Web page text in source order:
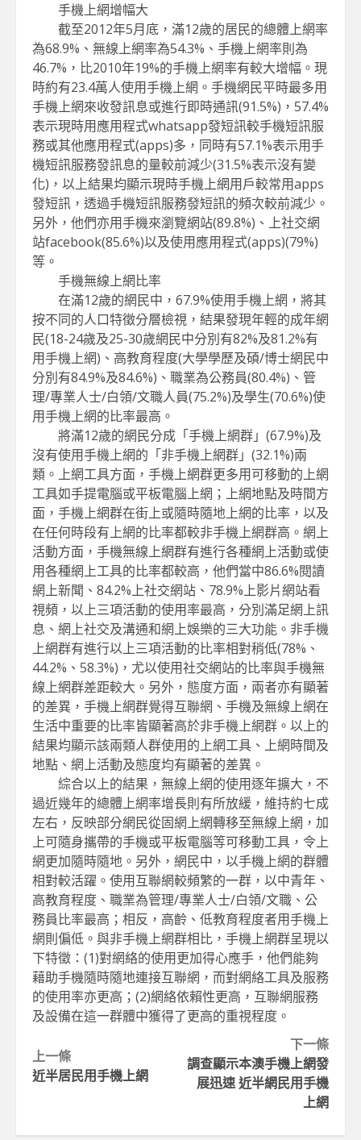
手機上網增幅大
截至2012年5月底，滿12歲的居民的總體上網率
為68.9%、無線上網率為54.3%、手機上網率則為
46.7%，比2010年19%的手機上網率有較大增幅。現
時約有23.4萬人使用手機上網。手機網民平時最多用
手機上網來收發訊息或進行即時通訊(91.5%)，57.4%
表示現時用應用程式whatsapp發短訊較手機短訊服
務或其他應用程式(apps)多，同時有57.1%表示用手
機短訊服務發訊息的量較前減少(31.5%表示沒有變
化)，以上結果均顯示現時手機上網用戶較常用apps
發短訊，透過手機短訊服務發短訊的頻次較前減少。
另外，他們亦用手機來瀏覽網站(89.8%)、上社交網
站facebook(85.6%)以及使用應用程式(apps)(79%)
等。
手機無線上網比率
在滿12歲的網民中，67.9%使用手機上網，將其
按不同的人口特徵分層檢視，結果發現年輕的成年網
民(18-24歲及25-30歲網民中分別有82%及81.2%有
用手機上網)、高教育程度(大學學歷及碩/博士網民中
分別有84.9%及84.6%)、職業為公務員(80.4%)、管
理/專業人士/白領/文職人員(75.2%)及學生(70.6%)使
用手機上網的比率最高。
將滿12歲的網民分成「手機上網群」(67.9%)及
沒有使用手機上網的「非手機上網群」(32.1%)兩
類。上網工具方面，手機上網群更多用可移動的上網
工具如手提電腦或平板電腦上網；上網地點及時間方
面，手機上網群在街上或隨時隨地上網的比率，以及
在任何時段有上網的比率都較非手機上網群高。網上
活動方面，手機無線上網群有進行各種網上活動或使
用各種網上工具的比率都較高，他們當中86.6%閱讀
網上新聞、84.2%上社交網站、78.9%上影片網站看
視頻，以上三項活動的使用率最高，分別滿足網上訊
息、網上社交及溝通和網上娛樂的三大功能。非手機
上網群有進行以上三項活動的比率相對稍低(78%、
44.2%、58.3%)，尤以使用社交網站的比率與手機無
線上網群差距較大。另外，態度方面，兩者亦有顯著
的差異，手機上網群覺得互聯網、手機及無線上網在
生活中重要的比率皆顯著高於非手機上網群。以上的
結果均顯示該兩類人群使用的上網工具、上網時間及
地點、網上活動及態度均有顯著的差異。
綜合以上的結果，無線上網的使用逐年擴大，不
過近幾年的總體上網率增長則有所放緩，維持約七成
左右，反映部分網民從固網上網轉移至無線上網，加
上可隨身攜帶的手機或平板電腦等可移動工具，令上
網更加隨時隨地。另外，網民中，以手機上網的群體
相對較活躍。使用互聯網較頻繁的一群，以中青年、
高教育程度、職業為管理/專業人士/白領/文職、公
務員比率最高；相反，高齡、低教育程度者用手機上
網則偏低。與非手機上網群相比，手機上網群呈現以
下特徵：(1)對網絡的使用更加得心應手，他們能夠
藉助手機隨時隨地連接互聯網，而對網絡工具及服務
的使用率亦更高；(2)網絡依賴性更高，互聯網服務
及設備在這一群體中獲得了更高的重視程度。
Continue
Reading
下一條
調查顯示本澳手機上網發
展迅速 近半網民用手機
上網
上一條
近半居民用手機上網